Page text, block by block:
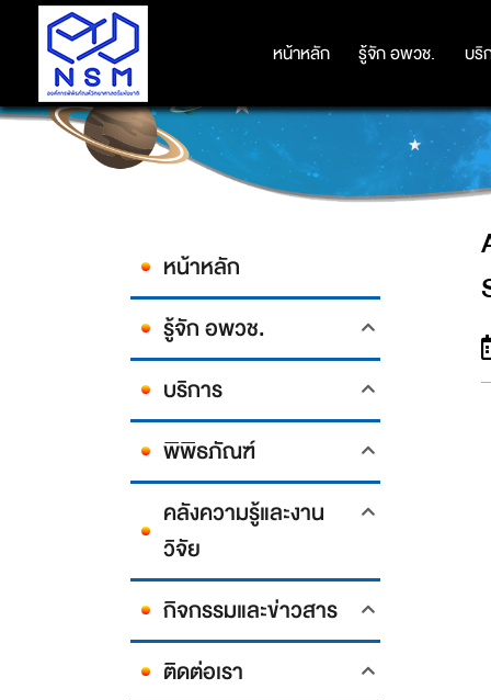
หน้าหลัก รู้จัก อพวช. บริ
หน้าหลัก รู้จัก อพวช. บริ
ART & SCIENCE SPECIAL
หน้าหลัก
รู้จัก อพวช.
บริการ
พิพิธภัณฑ์
คลังความรู้และงาน
วิจัย
กิจกรรมและข่าวสาร
ติดต่อเรา